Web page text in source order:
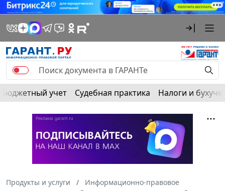
Бюджетный учет Судебная практика Налоги и
Продукты и услуги
Информационно-правовое